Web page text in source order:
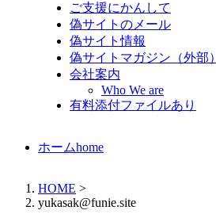
ご支援にかんして
偽サイトのメール
偽サイト情報
偽サイトマガジン（外部）
会社案内
Who We are
有料添付ファイルあり
ホームhome
HOME >
yukasak@funie.site